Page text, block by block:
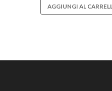
AGGIUNGI AL